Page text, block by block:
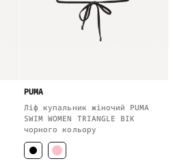
PUMA
Ліф купальник жіночий PUMA
SWIM WOMEN TRIANGLE BIK
чорного кольору